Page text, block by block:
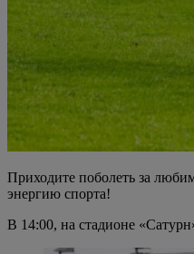
Приходите поболеть за
энергию спорта!
В 14:00, на стадионе